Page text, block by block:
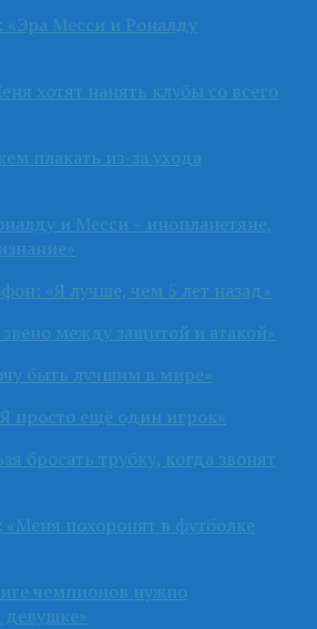
«Эра Месси и Роналду
хотят нанять клубы со всего
плакать из-за ухода
и Месси – инопланетяне,
«Я лучше, чем 5 лет назад»
между защитой и атакой»
быть лучшим в мире»
просто ещё один игрок»
бросать трубку, когда звонят
похоронят в футболке
чемпионов нужно
девушке»